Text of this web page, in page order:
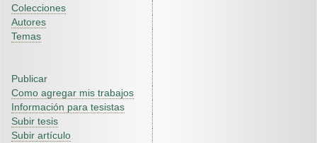
Colecciones
Autores
Temas
Publicar
Como agregar mis trabajos
Información para tesistas
Subir tesis
Subir artículo